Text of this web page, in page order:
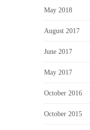
May 2018
August 2017
June 2017
May 2017
October 2016
October 2015